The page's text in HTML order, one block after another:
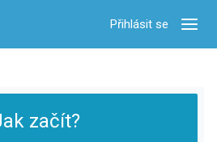
Přihlásit se
začít?